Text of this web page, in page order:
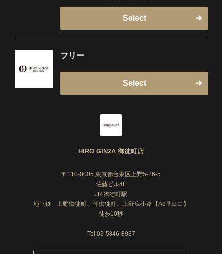
Select
フリー
Select
HIRO GINZA 御徒町店
〒110-0005 東京都台東区上野5-26-5
佐藤ビル4F
JR 御徒町駅
地下鉄 上野御徒町、仲御徒町、上野広小路【A6番出口】
徒歩10秒
Tel.03-5846-8937